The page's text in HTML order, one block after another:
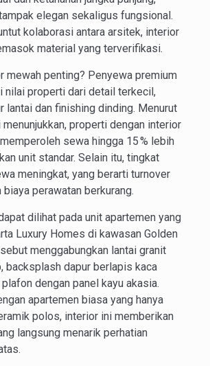
elegan sekaligus fungsional.
kolaborasi antara arsitek, interior
material yang terverifikasi.
mewah penting? Penyewa premium
nilai properti dari detail terkecil,
lantai dan finishing dinding. Menurut
menunjukkan, properti dengan interior
sewa hingga 15 % lebih
unit standar. Selain itu, tingkat
meningkat, yang berarti turnover
biaya perawatan berkurang.
dilihat pada unit apartemen yang
Luxury Homes di kawasan Golden
menggabungkan lantai granit
backsplash dapur berlapis kaca
dengan panel kayu akasia.
apartemen biasa yang hanya
polos, interior ini memberikan
langsung menarik perhatian